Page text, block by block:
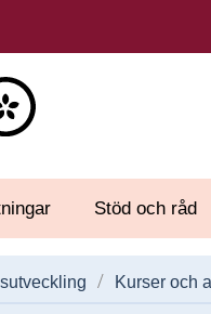
Stöd och råd
Kurser och